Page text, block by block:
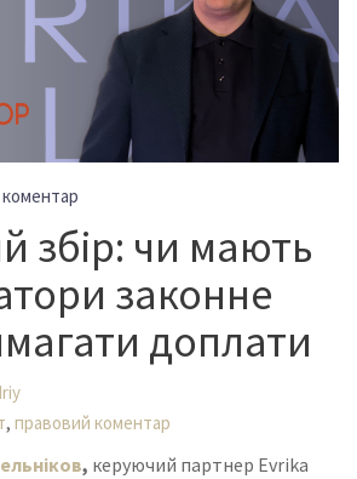
збір: чи мають
законне
доплати
, правовий коментар
, керуючий партнер Evrika